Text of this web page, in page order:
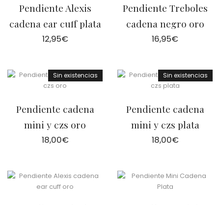
Pendiente Alexis
cadena ear cuff plata
12,95€
Pendiente Treboles
cadena negro oro
16,95€
Sin existencias
Pendiente cadena
mini y czs oro
18,00€
Sin existencias
Pendiente cadena
mini y czs plata
18,00€